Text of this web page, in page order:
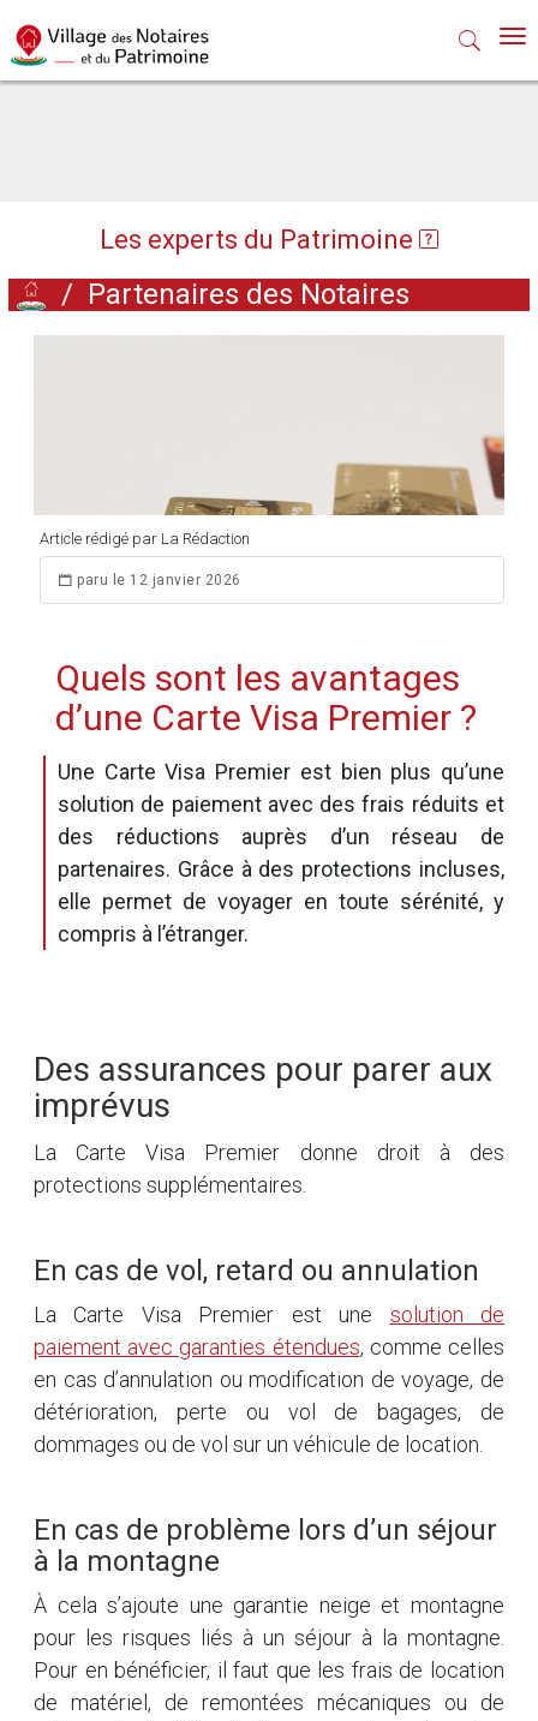
Les experts du Patrimoine
/ Partenaires des Notaires
Article rédigé par La Rédaction
paru le 12 janvier 2026
Quels sont les avantages
d’une Carte Visa Premier ?
Une Carte Visa Premier est bien plus qu’une
solution de paiement avec des frais réduits et
des réductions auprès d’un réseau de
partenaires. Grâce à des protections incluses,
elle permet de voyager en toute sérénité, y
compris à l’étranger.
Des assurances pour parer aux
imprévus
La Carte Visa Premier donne droit à des
protections supplémentaires.
En cas de vol, retard ou annulation
La Carte Visa Premier est une solution de
paiement avec garanties étendues, comme celles
en cas d’annulation ou modification de voyage, de
détérioration, perte ou vol de bagages, de
dommages ou de vol sur un véhicule de location.
En cas de problème lors d’un séjour
à la montagne
À cela s’ajoute une garantie neige et montagne
pour les risques liés à un séjour à la montagne.
Pour en bénéficier, il faut que les frais de location
de matériel, de remontées mécaniques ou de